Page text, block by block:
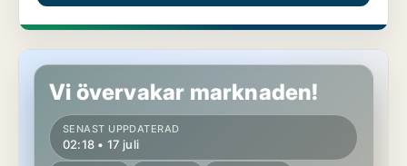
Lägenhet i Vallentuna
Vi övervakar marknaden!
SENAST UPPDATERAD
02:18 • 17 juli